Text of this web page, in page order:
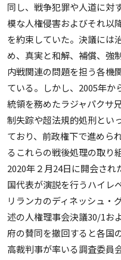
同し、戦争犯罪や人道に対
模な人権侵害およびそれ以
を約束していた。決議には
め、真実と和解、補償、強
内戦関連の問題を担う各機
ている。しかし、2005年か
統領を務めたラジャパクサ
制失踪や超法規的処刑とい
ており、前政権下で進めら
るこれらの戦後処理の取り
2020年２月24日に開会さ
国代表が演説を行うハイレ
リランカのディネッシュ・
述の人権理事会決議30/1お
府の賛同を撤回すると各国
高裁判事が率いる調査委員